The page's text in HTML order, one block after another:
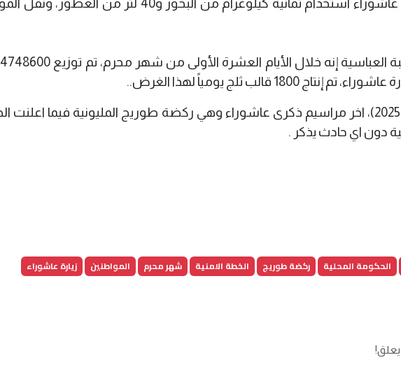
1800 قالب ثلج يومياً لهذا الغرض..
واختتمت يوم امس (6 تموز 2025)، اخر مراسيم ذكرى عاشوراء وهي ركضة طوريج المليونية فيما
دون اي حادث يذكر .
الحكومة المحلية ركضة طوريج الخطة الامنية شهر محرم المواطنين زيارة عاشوراء